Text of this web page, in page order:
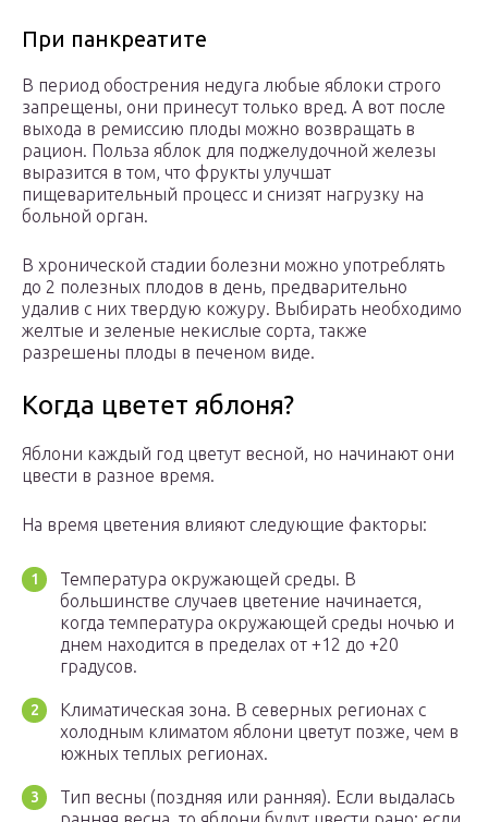
При панкреатите
В период обострения недуга любые яблоки строго
запрещены, они принесут только вред. А вот после
выхода в ремиссию плоды можно возвращать в
рацион. Польза яблок для поджелудочной железы
выразится в том, что фрукты улучшат
пищеварительный процесс и снизят нагрузку на
больной орган.
В хронической стадии болезни можно употреблять
до 2 полезных плодов в день, предварительно
удалив с них твердую кожуру. Выбирать необходимо
желтые и зеленые некислые сорта, также
разрешены плоды в печеном виде.
Когда цветет яблоня?
Яблони каждый год цветут весной, но начинают они
цвести в разное время.
На время цветения влияют следующие факторы:
Температура окружающей среды. В
большинстве случаев цветение начинается,
когда температура окружающей среды ночью и
днем находится в пределах от +12 до +20
градусов.
Климатическая зона. В северных регионах с
холодным климатом яблони цветут позже, чем в
южных теплых регионах.
Тип весны (поздняя или ранняя). Если выдалась